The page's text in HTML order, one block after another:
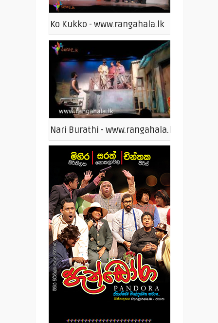
Ko Kukko - www.rangahala.lk
Nari Burathi - www.rangahala.lk